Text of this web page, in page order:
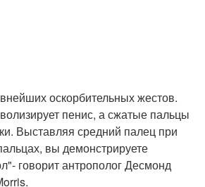
оскорбительных жестов.
пенис, а сжатые пальцы
Выставляя средний палец при
вы демонстрируете
говорит антрополог Десмонд